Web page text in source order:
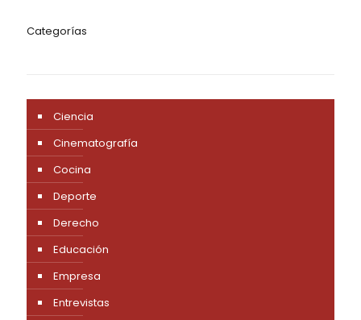
Categorías
Ciencia
Cinematografía
Cocina
Deporte
Derecho
Educación
Empresa
Entrevistas